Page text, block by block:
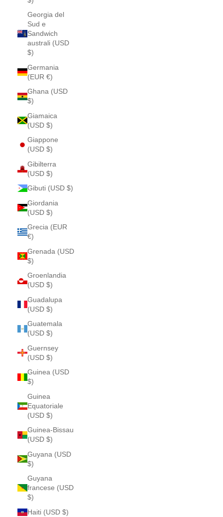
Georgia del
Sud e
Sandwich
australi (USD
$)
Germania
(EUR €)
Ghana (USD
$)
Giamaica
(USD $)
Giappone
(USD $)
Gibilterra
(USD $)
Gibuti (USD $)
Giordania
(USD $)
Grecia (EUR
€)
Grenada (USD
$)
Groenlandia
(USD $)
Guadalupa
(USD $)
Guatemala
(USD $)
Guernsey
(USD $)
Guinea (USD
$)
Guinea
Equatoriale
(USD $)
Guinea-Bissau
(USD $)
Guyana (USD
$)
Guyana
francese (USD
$)
Haiti (USD $)